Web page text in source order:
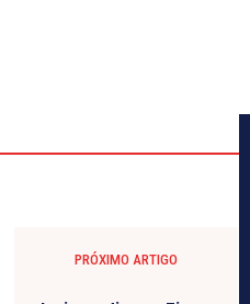
PRÓXIMO ARTIGO